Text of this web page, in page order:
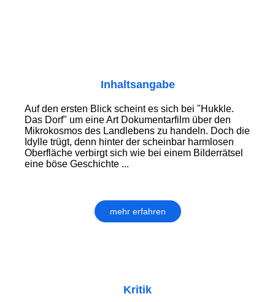
Inhaltsangabe
Auf den ersten Blick scheint es sich bei "Hukkle.
Das Dorf" um eine Art Dokumentarfilm über den
Mikrokosmos des Landlebens zu handeln. Doch die
Idylle trügt, denn hinter der scheinbar harmlosen
Oberfläche verbirgt sich wie bei einem Bilderrätsel
eine böse Geschichte ...
mehr erfahren
Kritik